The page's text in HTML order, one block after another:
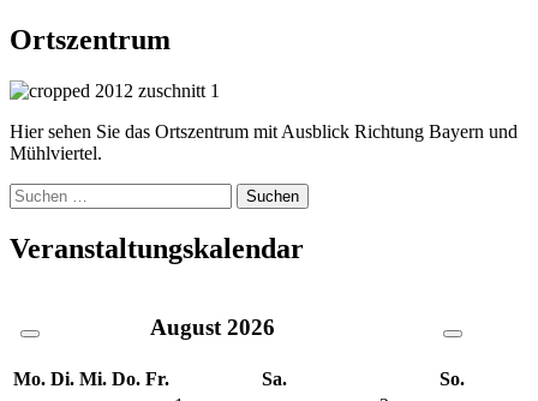
Ortszentrum
Hier sehen Sie das Ortszentrum mit Ausblick Richtung Bayern und
Mühlviertel.
Suche
nach:
Veranstaltungskalendar
August 2026
Mo. Di. Mi. Do. Fr. Sa.
So.